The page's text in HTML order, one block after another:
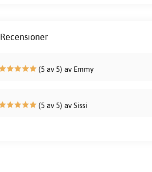
Recensioner
(5 av 5) av Emmy
(5 av 5) av Sissi